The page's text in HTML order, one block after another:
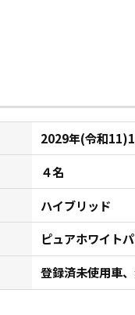
2029年(令和
４名
ハイブリッド
ピュアホワイト
登録済未使用車